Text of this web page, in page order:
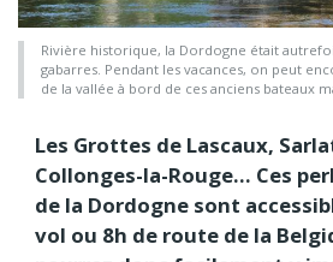
Rivière historique, la Dordogne était
gabarres. Pendant les vacances, on peut
de la vallée à bord de ces anciens bateaux
Les Grottes de Lascaux,
Collonges-la-Rouge… Ces
de la Dordogne sont
vol ou 8h de route de la